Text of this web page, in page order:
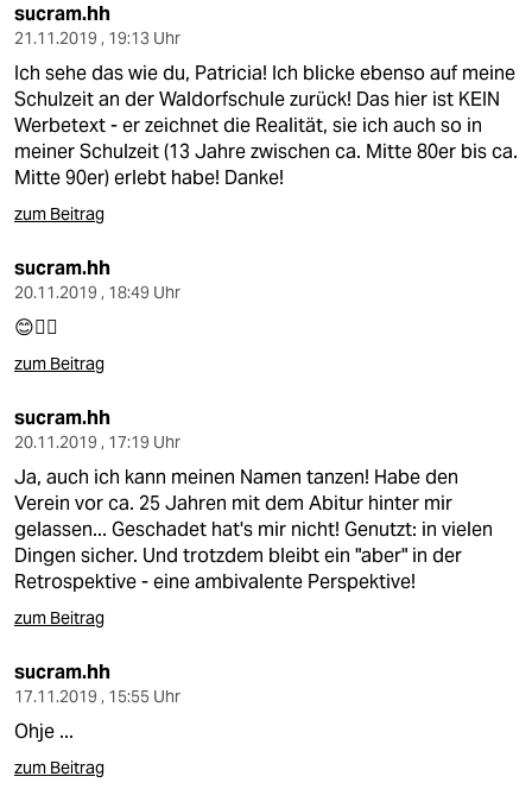
sucram.hh
21.11.2019 , 19:13 Uhr
Ich sehe das wie du, Patricia! Ich blicke ebenso auf meine
Schulzeit an der Waldorfschule zurück! Das hier ist KEIN
Werbetext - er zeichnet die Realität, sie ich auch so in
meiner Schulzeit (13 Jahre zwischen ca. Mitte 80er bis ca.
Mitte 90er) erlebt habe! Danke!
zum Beitrag
sucram.hh
20.11.2019 , 18:49 Uhr
😊👍🏻
zum Beitrag
sucram.hh
20.11.2019 , 17:19 Uhr
Ja, auch ich kann meinen Namen tanzen! Habe den
Verein vor ca. 25 Jahren mit dem Abitur hinter mir
gelassen... Geschadet hat's mir nicht! Genutzt: in vielen
Dingen sicher. Und trotzdem bleibt ein "aber" in der
Retrospektive - eine ambivalente Perspektive!
zum Beitrag
sucram.hh
17.11.2019 , 15:55 Uhr
Ohje ...
zum Beitrag